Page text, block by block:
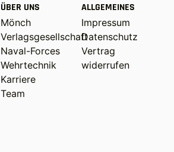
ÜBER UNS
Mönch
Verlagsgesellschaft
Naval-Forces
Wehrtechnik
Karriere
Team
ALLGEMEINES
Impressum
Datenschutz
Vertrag
widerrufen